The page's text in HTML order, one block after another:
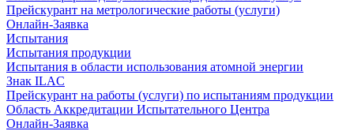
Прейскурант на метрологические работы (услуги)
Онлайн-Заявка
Испытания
Испытания продукции
Испытания в области использования атомной энергии
Знак ILAC
Прейскурант на работы (услуги) по испытаниям продукции
Область Аккредитации Испытательного Центра
Онлайн-Заявка